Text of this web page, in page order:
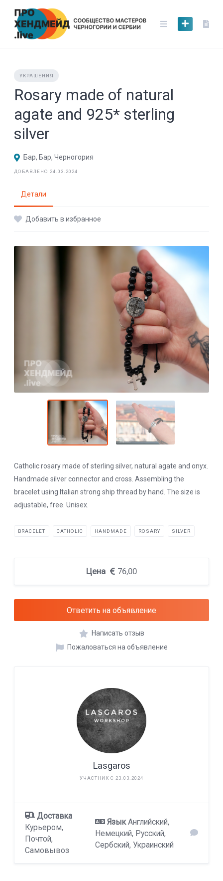
content
УКРАШЕНИЯ
Rosary made of natural
agate and 925* sterling
silver
Бар, Бар, Черногория
ДОБАВЛЕНО 24.03.2024
Детали
Добавить в избранное
Catholic rosary made of sterling silver, natural agate and onyx.
Handmade silver connector and cross. Assembling the
bracelet using Italian strong ship thread by hand. The size is
adjustable, free. Unisex.
BRACELET CATHOLIC HANDMADE ROSARY SILVER
Цена 76,00
Ответить на объявление
Написать отзыв
Пожаловаться на объявление
Lasgaros
УЧАСТНИК С 23.03.2024
Доставка
Курьером,
Почтой,
Самовывоз
ЯзыкАнглийский,
Немецкий, Русский,
Сербский, Украинский